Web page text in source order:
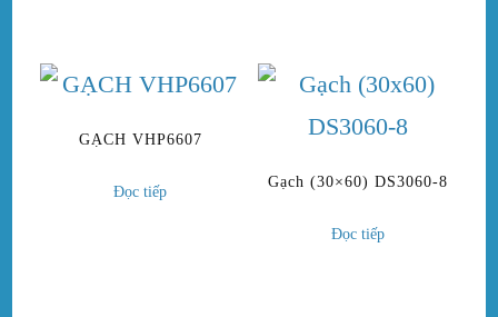
GẠCH VHP6607
Đọc tiếp
Gạch (30×60) DS3060-8
Đọc tiếp